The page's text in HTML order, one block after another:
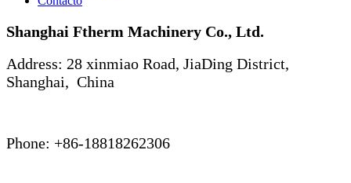
Shanghai Ftherm Machinery Co., Ltd.
Address: 28 xinmiao Road, JiaDing District,
Shanghai, China
Phone: +86-18818262306